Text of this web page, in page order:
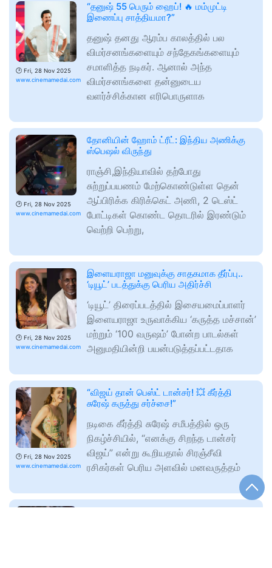
🕑 Fri, 28 Nov 2025
www.cinemamedai.com
“தனுஷ் 55 பெரும் ஹைப்! 🔥 மம்முட்டி
இணைப்பு சாத்தியமா?”
தனுஷ் தனது ஆரம்ப காலத்தில் பல
விமர்சனங்களையும் சந்தேகங்களையும்
சமாளித்த நடிகர். ஆனால் அந்த
விமர்சனங்களை தன்னுடைய
வளர்ச்சிக்கான எரிபொருளாக
🕑 Fri, 28 Nov 2025
www.cinemamedai.com
தோனியின் ஹோம் ட்ரீட்: இந்திய அணிக்கு
ஸ்பெஷல் விருந்து
ராஞ்சி,இந்தியாவில் தற்போது
சுற்றுப்பயணம் மேற்கொண்டுள்ள தென்
ஆப்பிரிக்க கிரிக்கெட் அணி, 2 டெஸ்ட்
போட்டிகள் கொண்ட தொடரில் இரண்டும்
வெற்றி பெற்று,
🕑 Fri, 28 Nov 2025
www.cinemamedai.com
இளையராஜா மனுவுக்கு சாதகமாக தீர்ப்பு..
‘டியூட்’ படத்துக்கு பெரிய அதிர்ச்சி
‘டியூட்’ திரைப்படத்தில் இசையமைப்பாளர்
இளையராஜா உருவாக்கிய ‘கருத்த மச்சான்’
மற்றும் ‘100 வருஷம்’ போன்ற பாடல்கள்
அனுமதியின்றி பயன்படுத்தப்பட்டதாக
🕑 Fri, 28 Nov 2025
www.cinemamedai.com
“விஜய் தான் பெஸ்ட் டான்சர்! 💥 கீர்த்தி
சுரேஷ் கருத்து சர்ச்சை!”
நடிகை கீர்த்தி சுரேஷ் சமீபத்தில் ஒரு
நிகழ்ச்சியில், “எனக்கு சிறந்த டான்சர்
விஜய்” என்று கூறியதால் சிரஞ்சீவி
ரசிகர்கள் பெரிய அளவில் மனவருத்தம்